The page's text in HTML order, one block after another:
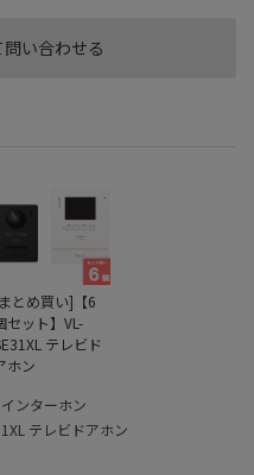
い合わせる
とめ買い]【6
セット】VL-
テレビド
ホン
ンターホン
テレビドアホン